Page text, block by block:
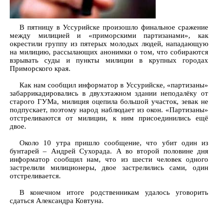
В пятницу в Уссурийске произошло финальное сражение
между милицией и «приморскими партизанами», как
окрестили группу из пятерых молодых людей, нападающую
на милицию, рассылающих анонимки о том, что собираются
взрывать суды и пункты милиции в крупных городах
Приморского края.
Как нам сообщил информатор в Уссурийске, «партизаны»
забаррикадировались в двухэтажном здании неподалёку от
старого ГУМа, милиция оцепила большой участок, зевак не
подпускает, поэтому народ наблюдает из окон. «Партизаны»
отстреливаются от милиции, к ним присоединились ещё
двое.
Около 10 утра пришло сообщение, что убит один из
бунтарей – Андрей Сухорада. А во второй половине дня
информатор сообщил нам, что из шести человек одного
застрелили милиционеры, двое застрелились сами, один
отстреливается.
В конечном итоге родственникам удалось уговорить
сдаться Александра Ковтуна.